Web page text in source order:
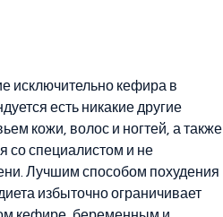
исключительно кефира в
есть никакие другие
кожи, волос и ногтей, а также
со специалистом и не
Лучшим способом похудения
избыточно ограничивает